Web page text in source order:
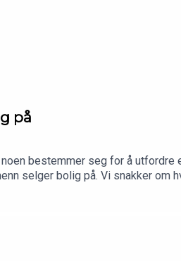
på
bestemmer seg for å utfordre
selger bolig på. Vi snakker om
og hvilke ambisjoner de har for
i et etablert